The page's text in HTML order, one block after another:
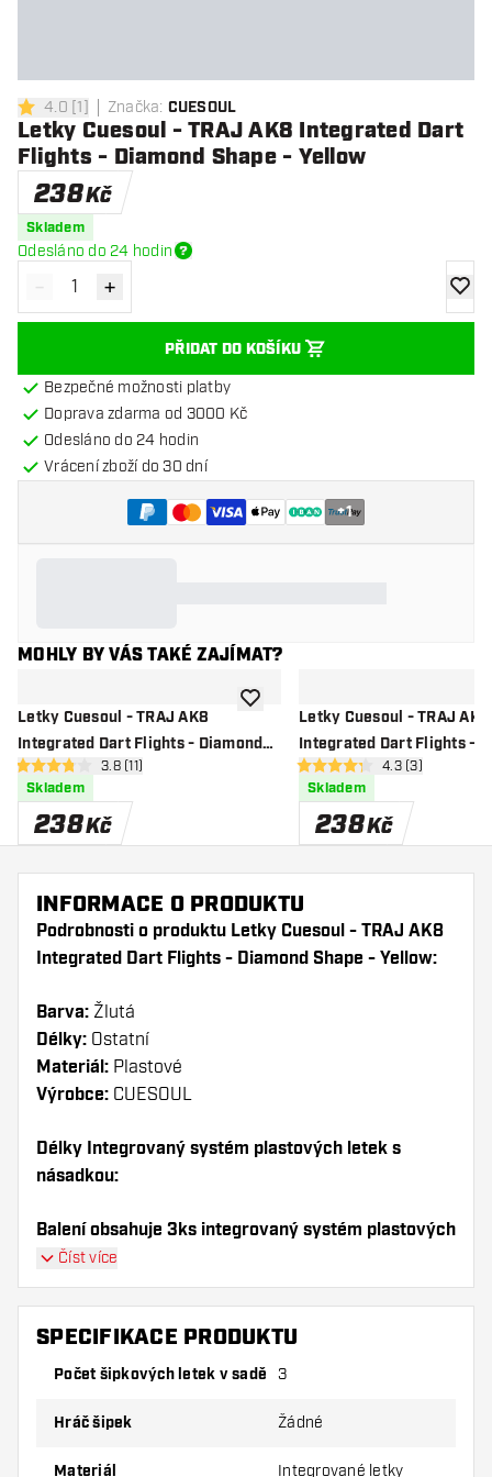
4 hodnoticí hvězdičky
4.0 [1] Značka: CUESOUL
Letky Cuesoul - TRAJ AK8 Integrated Dart
Flights - Diamond Shape - Yellow
238Kč
Skladem
Odesláno do 24 hodin
Snížit množství
- Zvýšit množství
+
PŘIDAT DO KOŠÍKU
Bezpečné možnosti platby
Doprava zdarma od 3000 Kč
Odesláno do 24 hodin
Vrácení zboží do 30 dní
+1
MOHLY BY VÁS TAKÉ ZAJÍMAT?
Letky Cuesoul - TRAJ AK8
Integrated Dart Flights - Diamond
Shape - Blackotevřít panel recenzí
3.8 hodnoticí hvězdičky
3.8 (11)
Skladem
238Kč
Přidat do seznamu přání
Letky Cuesoul - TRAJ AK8
Integrated Dart Flights -
Shape - Whiteotevřít panel
4.3 hodnoticí hvězdičky
4.3 (3)
Skladem
238Kč
INFORMACE O PRODUKTU
Podrobnosti o produktu Letky Cuesoul - TRAJ AK8
Integrated Dart Flights - Diamond Shape - Yellow:
Barva: Žlutá
Délky: Ostatní
Materiál: Plastové
Výrobce: CUESOUL
Délky Integrovaný systém plastových letek s
násadkou:
Balení obsahuje 3ks integrovaný systém plastových
letek s násadkou (1sada).
Dartshopper tip!
násadky. Ty se mohou používáním poškodit
nebo zlomit.
Vyzkoušejte jiný tvar, materiál nebo tloušťku
Číst více
SPECIFIKACE PRODUKTU
Počet šipkových letek v sadě 3
Hráč šipek Žádné
Materiál Integrované letky